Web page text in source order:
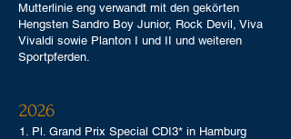
Mutterlinie eng verwandt mit den gekörten
Hengsten Sandro Boy Junior, Rock Devil, Viva
Vivaldi sowie Planton I und II und weiteren
Sportpferden.
2026
1. Pl. Grand Prix Special CDI3* in Hamburg